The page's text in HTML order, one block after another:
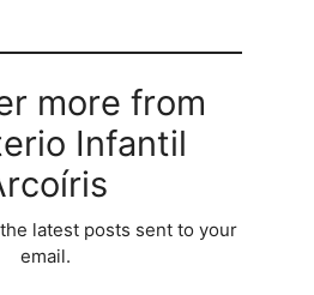
more from
Infantil
latest posts sent to your
email.